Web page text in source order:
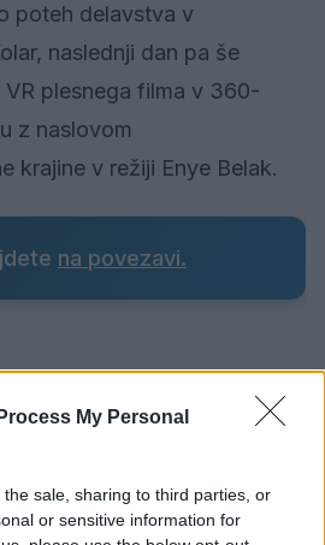
My Personal
sale, sharing to third parties, or
or sensitive information for
poteh delavstva v
naslednji dan pa še
plesnega filma v 360-
z naslovom
krajine v režiji Enye Belak.
na povezavi.
Vir: Festival Velenje